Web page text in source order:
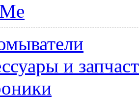
и